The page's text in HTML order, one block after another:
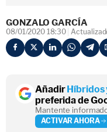
GONZALO GARCÍA
08/01/2020 18:30
AñadirHíbridos
preferida de
Mantente
ACTIVAR AHORA